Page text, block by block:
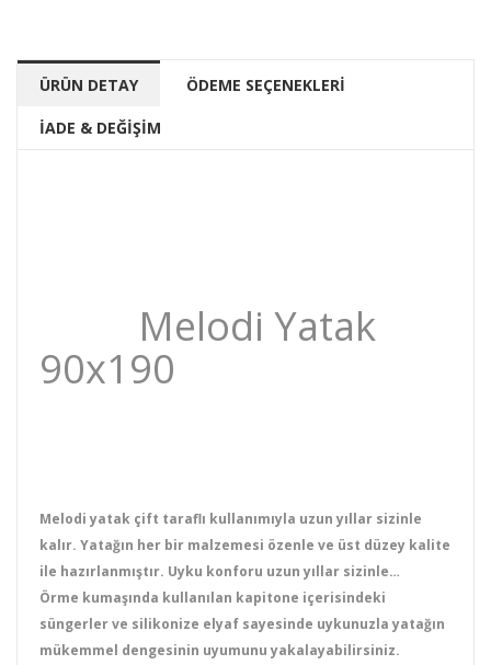
ÜRÜN DETAY ÖDEME SEÇENEKLERİ
İADE & DEĞİŞİM
Melodi Yatak
90x190
Melodi yatak çift taraflı kullanımıyla uzun yıllar sizinle
kalır. Yatağın her bir malzemesi özenle ve üst düzey kalite
ile hazırlanmıştır. Uyku konforu uzun yıllar sizinle…
Örme kumaşında kullanılan kapitone içerisindeki
süngerler ve silikonize elyaf sayesinde uykunuzla yatağın
mükemmel dengesinin uyumunu yakalayabilirsiniz.